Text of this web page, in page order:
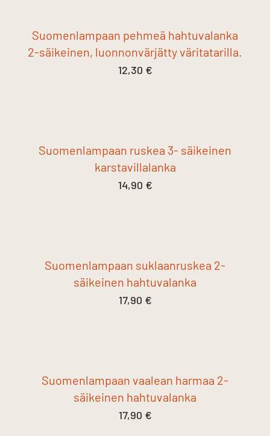
Suomenlampaan pehmeä hahtuvalanka
2-säikeinen, luonnonvärjätty väritatarilla.
12,30 €
Suomenlampaan ruskea 3- säikeinen
karstavillalanka
14,90 €
Suomenlampaan suklaanruskea 2-
säikeinen hahtuvalanka
17,90 €
Suomenlampaan vaalean harmaa 2-
säikeinen hahtuvalanka
17,90 €